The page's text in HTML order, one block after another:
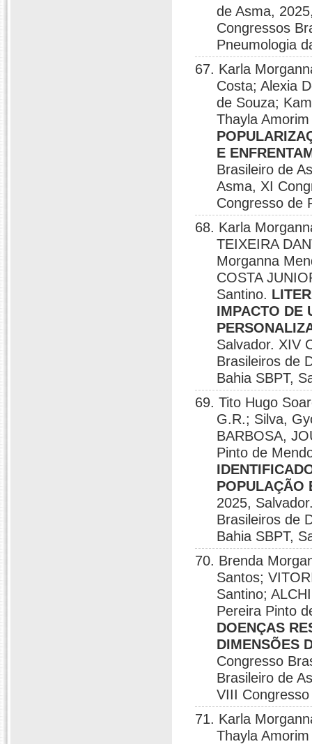
de Asma,
Congressos
Pneumologia
67. Karla
Costa; Alexia
de Souza;
Thayla
E
Brasileiro de
Asma, XI
Congresso de
68. Karla
TEIXEIRA
Morganna
COSTA
Santino.
IMPACTO DE
Salvador. XIV
Brasileiros de
Bahia SBPT,
69. Tito Hugo
G.R.; Silva,
BARBOSA,
Pinto de
POPULAÇÃO
2025,
Brasileiros de
Bahia SBPT,
70. Brenda
Santos;
Santino;
Pereira Pinto
DOENÇAS
DIMENSÕES
Congresso
Brasileiro de
VIII
71. Karla
Thayla